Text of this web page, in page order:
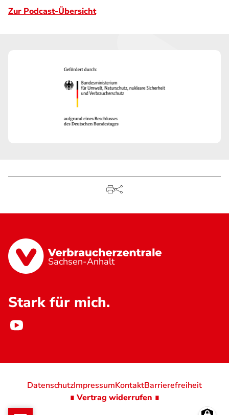
Zur Podcast-Übersicht
Sachsen-Anhalt
Stark für mich.
DatenschutzImpressumKontaktBarrierefreiheit
∎ Vertrag widerrufen ∎